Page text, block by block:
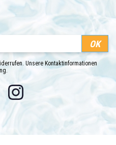
Unsere Kontaktinformationen
YouTube Instagram